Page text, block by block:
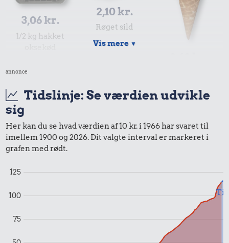
3,06 kr.
1/2 kg hakket
2,10 kr.
Røget sild
Syltetøj
Vis mere ▼
annonce
Tidslinje: Se værdien udvikle
sig
Her kan du se hvad værdien af 10 kr. i 1966 har svaret til
imellem 1900 og 2026. Dit valgte interval er markeret i
grafen med rødt.
75
100
125
Til